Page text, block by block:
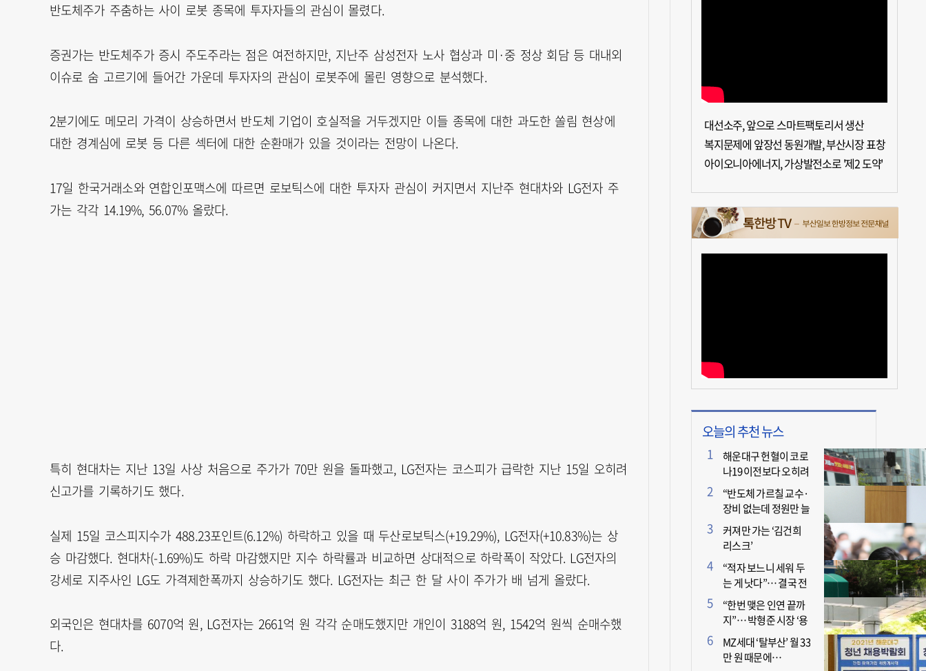
반도체주가 주춤하는 사이 로봇 종목에 투자자들의 관심이 몰렸다.
증권가는 반도체주가 증시 주도주라는 점은 여전하지만, 지난주 삼성전자 노사 협상과 미·중 정상 회담 등 대내외
이슈로 숨 고르기에 들어간 가운데 투자자의 관심이 로봇주에 몰린 영향으로 분석했다.
2분기에도 메모리 가격이 상승하면서 반도체 기업이 호실적을 거두겠지만 이들 종목에 대한 과도한 쏠림 현상에
대한 경계심에 로봇 등 다른 섹터에 대한 순환매가 있을 것이라는 전망이 나온다.
17일 한국거래소와 연합인포맥스에 따르면 로보틱스에 대한 투자자 관심이 커지면서 지난주 현대차와 LG전자 주
가는 각각 14.19%, 56.07% 올랐다.
특히 현대차는 지난 13일 사상 처음으로 주가가 70만 원을 돌파했고, LG전자는 코스피가 급락한 지난 15일 오히려
신고가를 기록하기도 했다.
실제 15일 코스피지수가 488.23포인트(6.12%) 하락하고 있을 때 두산로보틱스(+19.29%), LG전자(+10.83%)는 상
승 마감했다. 현대차(-1.69%)도 하락 마감했지만 지수 하락률과 비교하면 상대적으로 하락폭이 작았다. LG전자의
강세로 지주사인 LG도 가격제한폭까지 상승하기도 했다. LG전자는 최근 한 달 사이 주가가 배 넘게 올랐다.
외국인은 현대차를 6070억 원, LG전자는 2661억 원 각각 순매도했지만 개인이 3188억 원, 1542억 원씩 순매수했
다.
대선소주, 앞으로 스마트팩토리서 생산
복지문제에 앞장선 동원개발, 부산시장 표창
아이오니아에너지, 가상발전소로 '제2 도약'
오늘의 추천 뉴스
해운대구 헌혈이 코로
나19 이전보다 오히려
더 늘어난 이유는?
“반도체 가르칠 교수·
장비 없는데 정원만 늘
리면 뭐 하나”
커져만 가는 ‘김건희
리스크’
“적자 보느니 세워 두
는 게 낫다”… 결국 전
면 휴업 선언한 택시회
사
“한번 맺은 인연 끝까
지”… 박형준 시장 ‘용
인술’ 주목
MZ세대 ‘탈부산’ 월 33
만 원 때문에…